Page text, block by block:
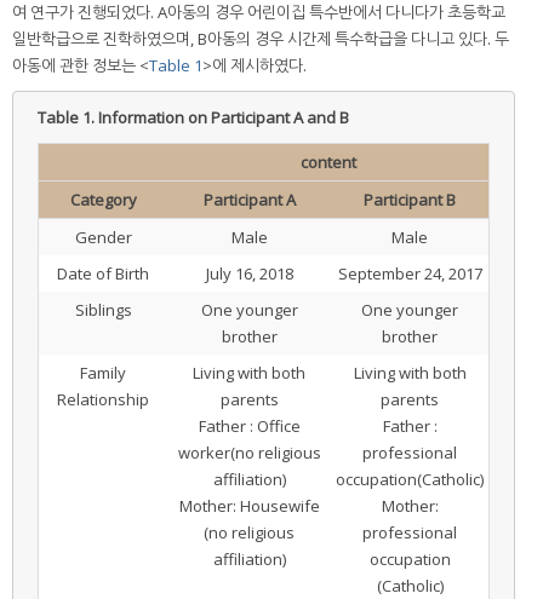
여 연구가 진행되었다. A아동의 경우 어린이집 특수반에서 다니다가 초등학교
일반학급으로 진학하였으며, B아동의 경우 시간제 특수학급을 다니고 있다. 두
아동에 관한 정보는 <Table 1>에 제시하였다.
Table 1.Information on Participant A and B
content
Category
Participant A
Participant B
Gender
Male
Male
Date of Birth
July 16, 2018
September 24, 2017
Siblings
One younger
brother
One younger
brother
Family
Relationship
Living with both
parents
Father : Office
worker(no religious
affiliation)
Mother: Housewife
(no religious
affiliation)
Living with both
parents
Father :
professional
occupation(Catholic)
Mother:
professional
occupation
(Catholic)